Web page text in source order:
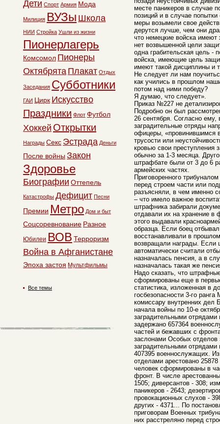
месте паникеров в случае
позиций и в случае
меры возымели свое
дерутся лучше, чем они
что немецкие войска
нет возвышенной цели
одна грабительская цель -
войска, имеющие цель
имеют такой дисциплины и
Не следует ли нам
как учились в прошлом
потом над ними победу?
Я думаю, что следует».
Приказ №227 не
Подробно он был
26 сентября. Согласно
заградительные отряды
офицеры, «провинившимся
трусости или
кровью свои преступления
обычно за 1-3 месяца.
штрафбате были от 3 до 6
армейских частях.
Приговоренного
перед строем части или
разъясняли, в чем именно
– что имело важное
штрафника забирали
отдавали их на хранение в
этого выдавали
образца. Если боец отбывал
восстанавливали в
возвращали награды. Если
автоматически считали
назначалась пенсия, а в
назначалась такая же
Надо сказать, что
сформированы еще в
статистика, изложенная в
госбезопасности 3-го
комиссару внутренних дел
начала войны по 10-е
заградительными
задержано 657364
частей и бежавших с
заслонами Особых отделов
заградительными
407395 военнослужащих.
отделами арестовано
человек сформированы в
фронт. В числе
1505; диверсантов - 308;
паникеров - 2643;
провокационных слухов -
других - 4371... По
приговорам Военных
них расстреляно перед
Дети Спорт Армия Мода
Милиция ВУЗы Школа
НИИ Стройка Ушли из жизни
Пионерлагерь
Комсомол Пионеры
Октябрята Плакат Отдых
Заседания Субботники
ГАИ Цирк Искусство
Праздники Флот Футбол
Хоккей Открытки
Награды Секс Эстрада Деньги
После войны Закон
Здоровье
Биографии Оттепель
Катастрофы Дефицит Песни
Премии Метро Дом и быт
Соцсоревнование Разное
Юбилеи ВОВ Терроризм
Война в Афганистане
Эпоха застоя Мультфильмы
Все темы